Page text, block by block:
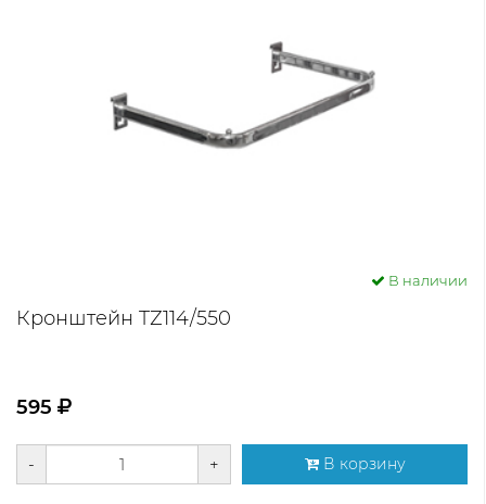
В наличии
Кронштейн TZ114/550
595
- + В корзину